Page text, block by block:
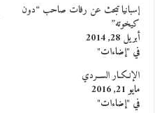
إسبانيا تبحث عن رفات صاحب “دون
كيخوته”
أبريل 28, 2014
في "إضاءات"
الإنـكـار الســردي
مايو 21, 2016
في "إضاءات"